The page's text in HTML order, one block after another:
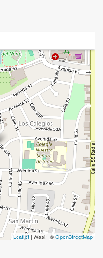
Leaflet | Wasi - ©OpenStreetMap